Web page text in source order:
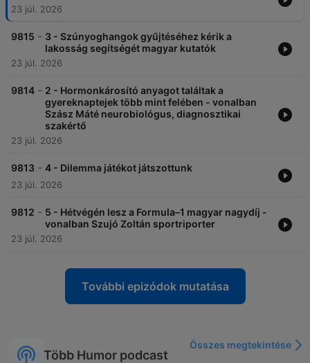
23 júl. 2026
9815 - 3 - Szúnyoghangok gyűjtéséhez kérik a
lakosság segítségét magyar kutatók
23 júl. 2026
9814 - 2 - Hormonkárosító anyagot találtak a
gyereknaptejek több mint felében - vonalban
Szász Máté neurobiológus, diagnosztikai
szakértő
23 júl. 2026
9813 - 4 - Dilemma játékot játszottunk
23 júl. 2026
9812 - 5 - Hétvégén lesz a Formula–1 magyar nagydíj -
vonalban Szujó Zoltán sportriporter
23 júl. 2026
További epizódok mutatása
Több Humor podcast
Összes megtekintése